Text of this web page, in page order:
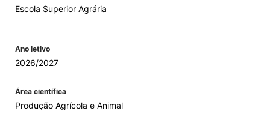
Escola Superior Agrária
Ano letivo
2026/2027
Área científica
Produção Agrícola e Animal